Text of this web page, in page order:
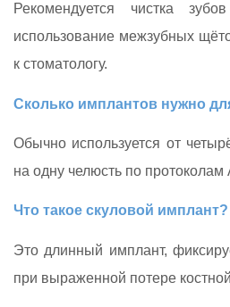
Рекомендуется чистка
использование межзубных
к стоматологу.
Сколько имплантов нужно
Обычно используется от
на одну челюсть по протоколам
Что такое скуловой имплант?
Это длинный имплант,
при выраженной потере